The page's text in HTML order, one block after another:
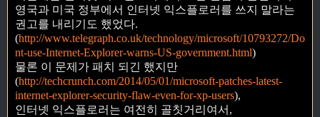
영국과 미국 정부에서 인터넷 익스플로러를 쓰지 말라는
권고를 내리기도 했었다.
(http://www.telegraph.co.uk/technology/microsoft/10793272/Do
nt-use-Internet-Explorer-warns-US-government.html)
물론 이 문제가 패치 되긴 했지만
(http://techcrunch.com/2014/05/01/microsoft-patches-latest-
internet-explorer-security-flaw-even-for-xp-users),
인터넷 익스플로러는 여전히 골칫거리여서,